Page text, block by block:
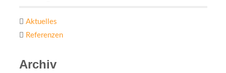
Aktuelles
Referenzen
Archiv